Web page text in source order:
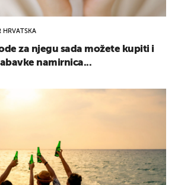
HRVATSKA
za njegu sada možete kupiti i
namirnica...